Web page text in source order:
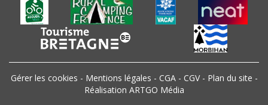
Gérer les cookies - Mentions légales - CGA - CGV - Plan du site -
Réalisation ARTGO Média